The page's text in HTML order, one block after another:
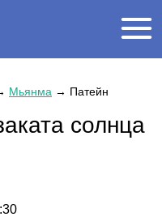
Мьянма → Патейн
солнца